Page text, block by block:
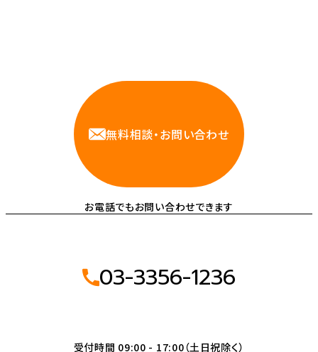
無料相談・お問い合わせ
お電話でもお問い合わせできます
03-3356-1236
受付時間 09:00 - 17:00（土日祝除く）